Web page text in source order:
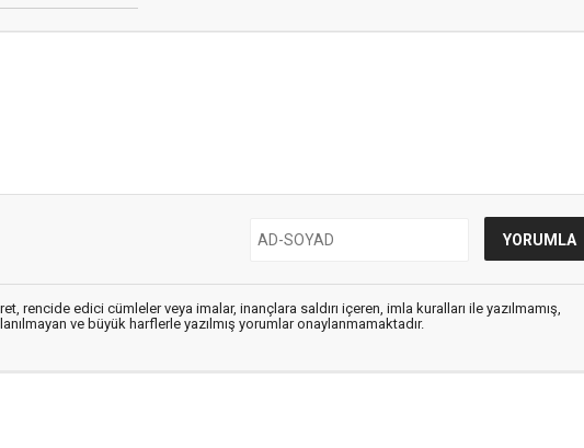
rencide edici cümleler veya imalar, inançlara saldırı içeren, imla kuralları ile yazılmamış,
ve büyük harflerle yazılmış yorumlar onaylanmamaktadır.